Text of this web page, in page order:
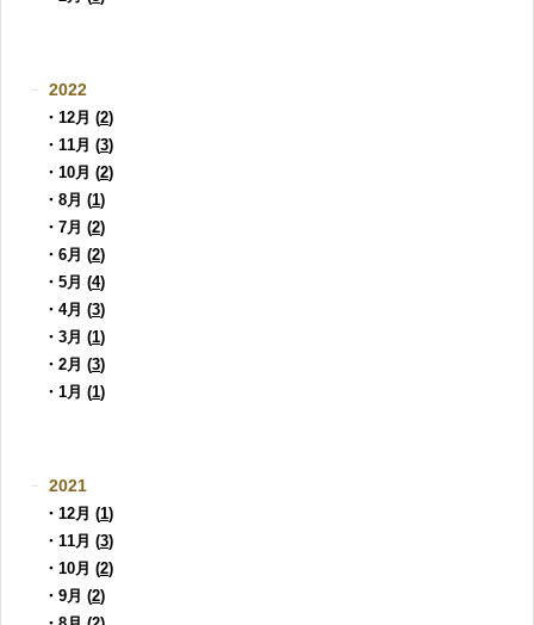
2022
・12月 (2)
・11月 (3)
・10月 (2)
・8月 (1)
・7月 (2)
・6月 (2)
・5月 (4)
・4月 (3)
・3月 (1)
・2月 (3)
・1月 (1)
2021
・12月 (1)
・11月 (3)
・10月 (2)
・9月 (2)